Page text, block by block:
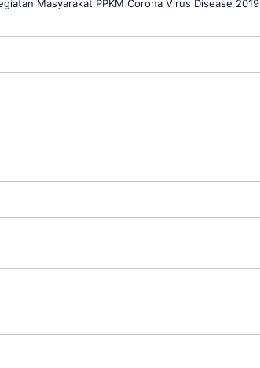
Masyarakat PPKM Corona Virus Disease 2019